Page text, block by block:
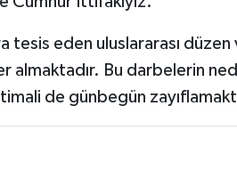
tesis eden uluslararası
almaktadır. Bu darbelerin
de günbegün